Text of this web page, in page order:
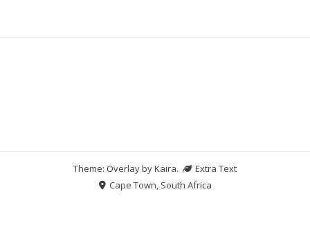
Theme: Overlay byKaira.
Extra Text
Cape Town, South Africa